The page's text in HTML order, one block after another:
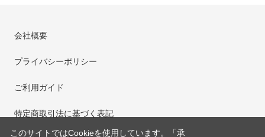
会社概要
プライバシーポリシー
ご利用ガイド
特定商取引法に基づく表記
このサイトではCookieを使用しています。「承